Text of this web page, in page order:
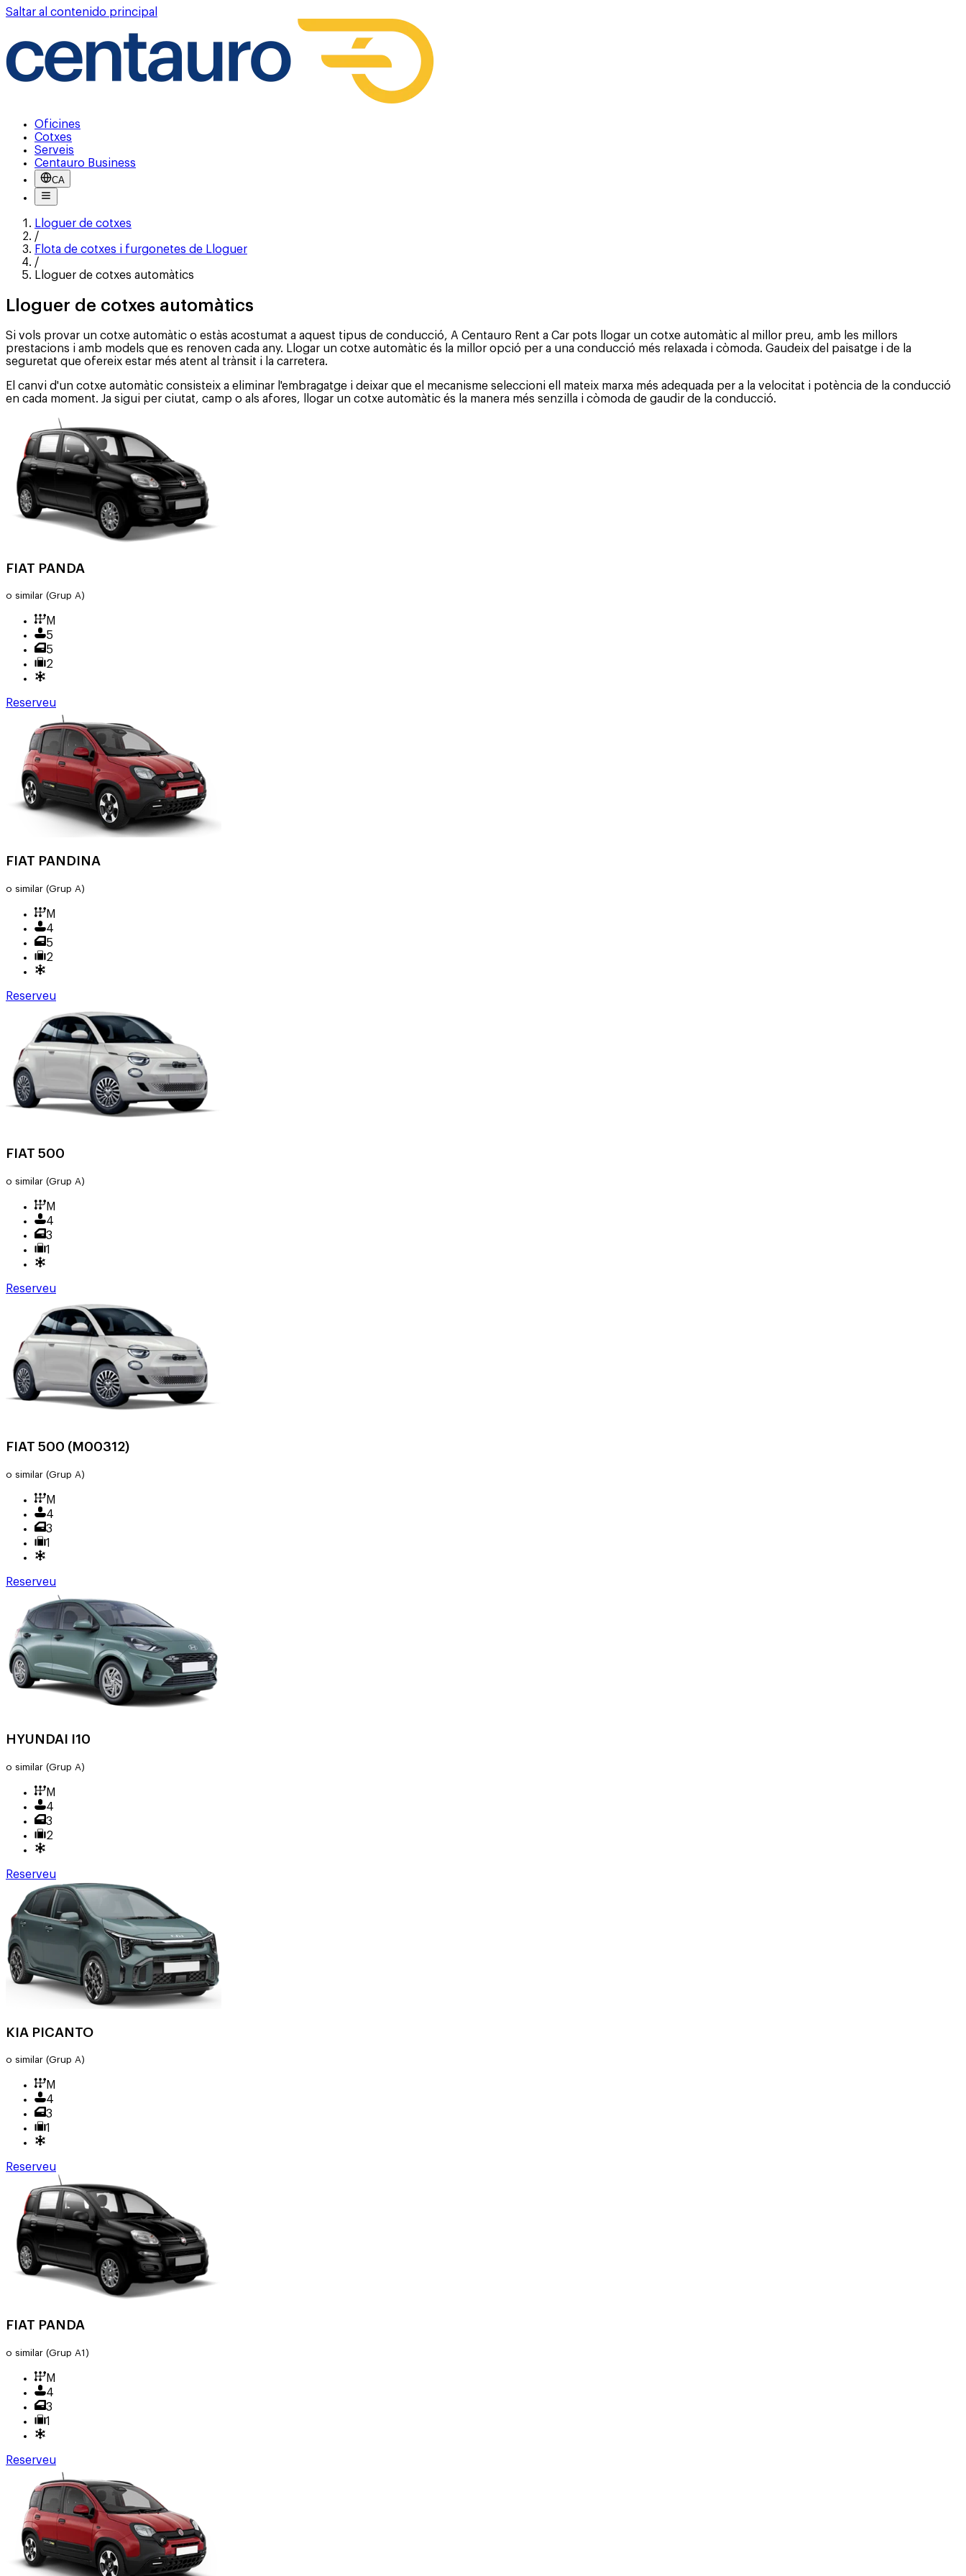
Saltar al contenido principal
Oficines
Cotxes
Serveis
Centauro Business
CA
Lloguer de cotxes
/
Flota de cotxes i furgonetes de Lloguer
/
Lloguer de cotxes automàtics
Lloguer de cotxes automàtics
Si vols provar un cotxe automàtic o estàs acostumat a aquest tipus de conducció, A Centauro Rent a Car pots llogar un cotxe automàtic al millor preu, amb les millors
prestacions i amb models que es renoven cada any. Llogar un cotxe automàtic és la millor opció per a una conducció més relaxada i còmoda. Gaudeix del paisatge i de la
seguretat que ofereix estar més atent al trànsit i la carretera.
El canvi d'un cotxe automàtic consisteix a eliminar l'embragatge i deixar que el mecanisme seleccioni ell mateix marxa més adequada per a la velocitat i potència de la conducció
en cada moment. Ja sigui per ciutat, camp o als afores, llogar un cotxe automàtic és la manera més senzilla i còmoda de gaudir de la conducció.
FIAT PANDA
o similar (Grup A)
M
5
5
2
Reserveu
FIAT PANDINA
o similar (Grup A)
M
4
5
2
Reserveu
FIAT 500
o similar (Grup A)
M
4
3
1
Reserveu
FIAT 500 (M00312)
o similar (Grup A)
M
4
3
1
Reserveu
HYUNDAI I10
o similar (Grup A)
M
4
3
2
Reserveu
KIA PICANTO
o similar (Grup A)
M
4
3
1
Reserveu
FIAT PANDA
o similar (Grup A1)
M
4
3
1
Reserveu